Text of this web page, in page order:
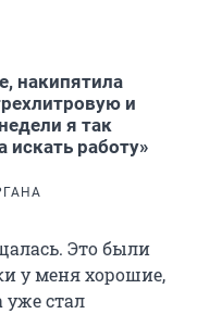
накипятила
и
я так
искать работу»
Это были
у меня хорошие,
стал